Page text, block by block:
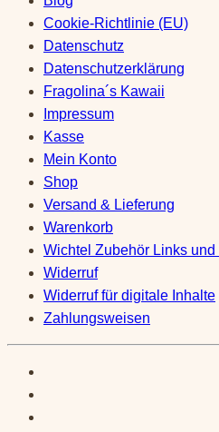
Cookie-Richtlinie (EU)
Datenschutz
Datenschutzerklärung
Fragolina´s Kawaii
Impressum
Kasse
Mein Konto
Shop
Versand & Lieferung
Warenkorb
Wichtel Zubehör Links
Widerruf
Widerruf für digitale Inhalte
Zahlungsweisen